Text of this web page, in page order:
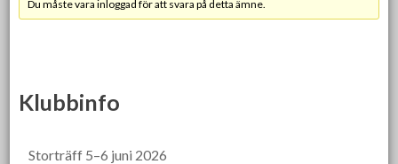
Du måste vara inloggad för att svara på detta ämne.
Klubbinfo
Storträff 5–6 juni 2026